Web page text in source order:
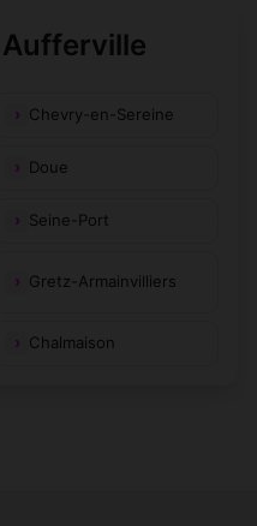
Chevry-en-Sereine
Doue
Seine-Port
Gretz-Armainvilliers
Chalmaison